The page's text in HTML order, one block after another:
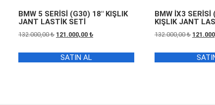
BMW 5 SERİSİ (G30) 18″ KIŞLIK
JANT LASTİK SETİ
132.000,00₺ Orijinal
132.000,00 ₺.
121.000,00₺Şu
fiyat:
121.000,00 ₺.
SATIN AL
BMW İX3 SERİSİ
KIŞLIK JANT
132.000,00₺ Orijinal